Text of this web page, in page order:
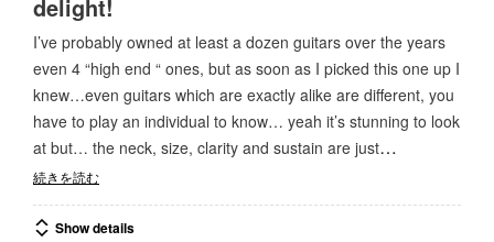
5
delight!
I’ve probably owned at least a dozen guitars over the years
even 4 “high end “ ones, but as soon as I picked this one up I
knew…even guitars which are exactly alike are different, you
have to play an individual to know… yeah it’s stunning to look
at but… the neck, size, clarity and sustain are just…
続きを読む
Show details